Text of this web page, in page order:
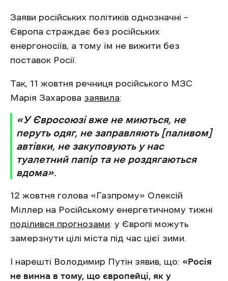
Заяви російських політиків однозначні –
Європа страждає без російських
енергоносіїв, а тому їм не вижити без
поставок Росії.
Так, 11 жовтня речниця російського МЗС
Марія Захарова заявила:
«У Євросоюзі вже не миються, не
перуть одяг, не заправляють [паливом]
автівки, не закуповують у нас
туалетний папір та не роздягаються
вдома».
12 жовтня голова «Газпрому» Олексій
Міллер на Російському енергетичному тижні
поділився прогнозами: у Європі можуть
замерзнути цілі міста під час цієї зими.
І нарешті Володимир Путін зявив, що: «Росія
не винна в тому, що європейці, як у